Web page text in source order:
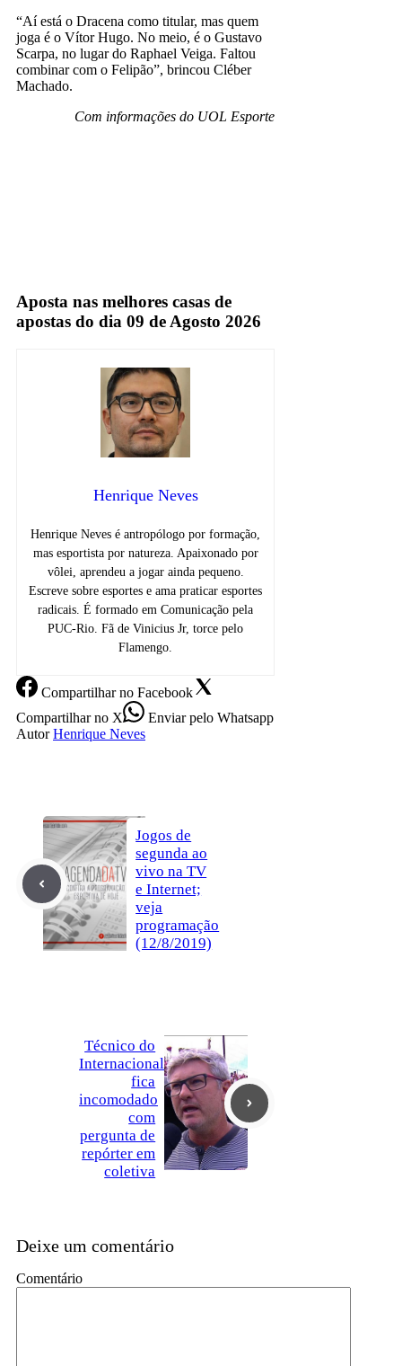
“Aí está o Dracena como titular, mas quem
joga é o Vítor Hugo. No meio, é o Gustavo
Scarpa, no lugar do Raphael Veiga. Faltou
combinar com o Felipão”, brincou Cléber
Machado.
Com informações do UOL Esporte
Aposta nas melhores casas de
apostas do dia 09 de Agosto 2026
Henrique Neves
Henrique Neves é antropólogo por formação,
mas esportista por natureza. Apaixonado por
vôlei, aprendeu a jogar ainda pequeno.
Escreve sobre esportes e ama praticar esportes
radicais. É formado em Comunicação pela
PUC-Rio. Fã de Vinicius Jr, torce pelo
Flamengo.
Compartilharno Facebook
Compartilharno X Enviarpelo Whatsapp
Autor Henrique Neves
Jogos de
segunda ao
vivo na TV
e Internet;
veja
programação
(12/8/2019)
Técnico do
Internacional
fica
incomodado
com
pergunta de
repórter em
coletiva
Deixe um comentário
Comentário